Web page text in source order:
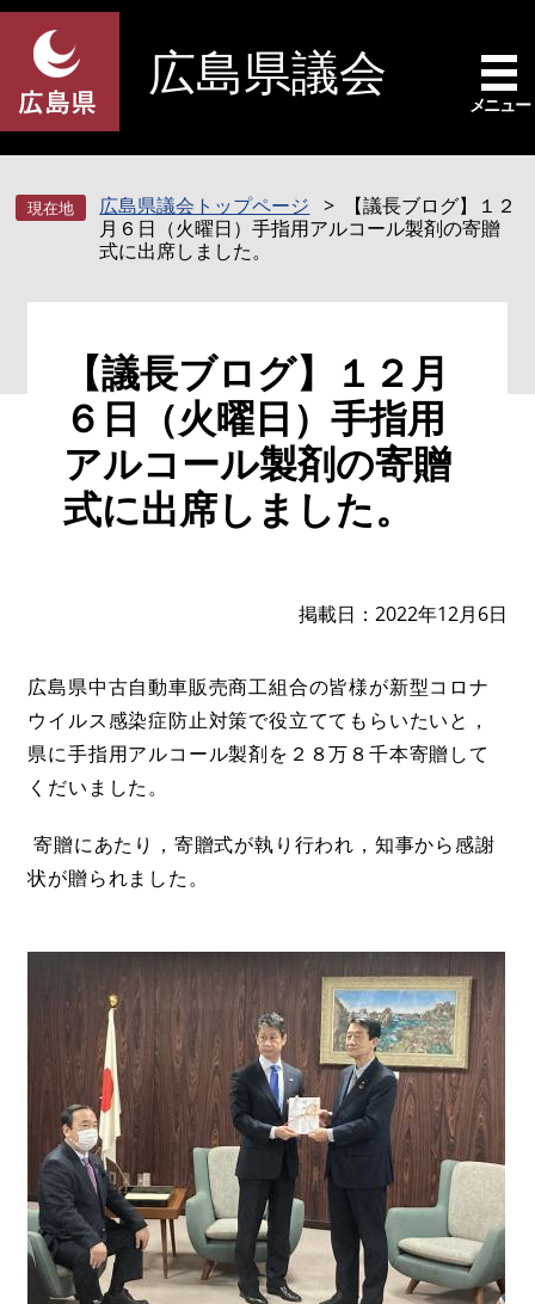
ペ
先
頭
す
メ
を
飛
し
広島県議会
メニュー
広島県議会トップページ
【議長ブログ】１２
月６日（火曜日）手指用アルコール製剤の寄贈
式に出席しました。
【議長ブログ】１２月
６日（火曜日）手指用
アルコール製剤の寄贈
式に出席しました。
掲載日 2022年12月6日
広島県中古自動車販売商工組合の皆様が新型コロナ
ウイルス感染症防止対策で役立ててもらいたいと，
県に手指用アルコール製剤を２８万８千本寄贈して
くだいました。
寄贈にあたり，寄贈式が執り行われ，知事から感謝
状が贈られました。